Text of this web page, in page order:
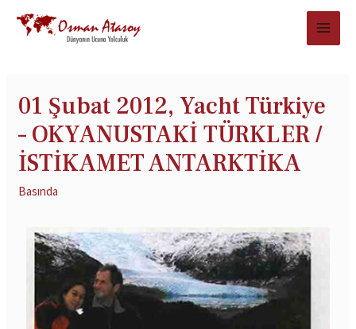
01 Şubat 2012, Yacht Türkiye
– OKYANUSTAKİ TÜRKLER /
İSTİKAMET ANTARKTİKA
Basında